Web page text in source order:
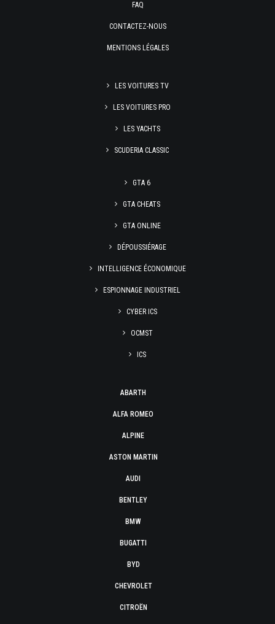
FAQ
CONTACTEZ-NOUS
MENTIONS LÉGALES
LES VOITURES TV
LES VOITURES PRO
LES YACHTS
SCUDERIA CLASSIC
GTA 6
GTA CHEATS
GTA ONLINE
DÉPOUSSIÉRAGE
INTELLIGENCE ÉCONOMIQUE
ESPIONNAGE INDUSTRIEL
CYBER ICS
OCMST
ICS
ABARTH
ALFA ROMEO
ALPINE
ASTON MARTIN
AUDI
BENTLEY
BMW
BUGATTI
BYD
CHEVROLET
CITROËN